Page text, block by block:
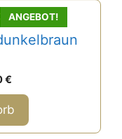
ANGEBOT!
€
€Aktueller
Preis
ist:
69,00 €.